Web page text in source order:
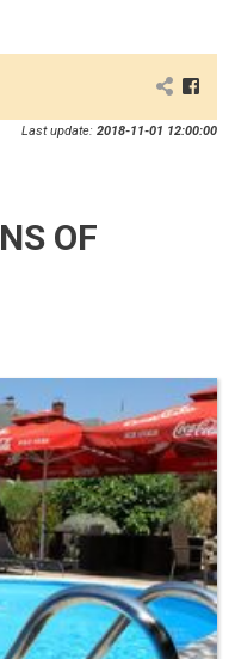
Last update: 2018-11-01 12:00:00
OF